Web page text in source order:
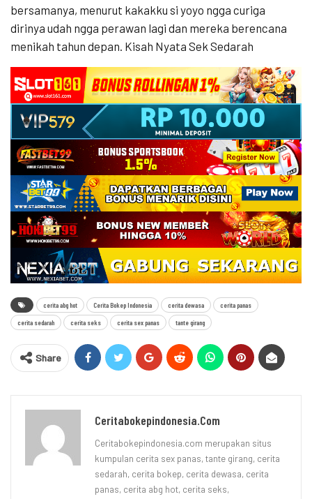
bersamanya, menurut kakakku si yoyo ngga curiga
dirinya udah ngga perawan lagi dan mereka berencana
menikah tahun depan. Kisah Nyata Sek Sedarah
cerita abg hot Cerita Bokep Indonesia cerita dewasa cerita panas
cerita sedarah cerita seks cerita sex panas tante girang
Share
Ceritabokepindonesia.com
Ceritabokepindonesia.com merupakan situs
kumpulan cerita sex panas, tante girang, cerita
sedarah, cerita bokep, cerita dewasa, cerita
panas, cerita abg hot, cerita seks,